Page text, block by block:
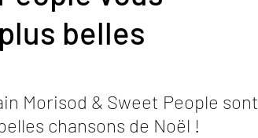
belles
Morisod & Sweet People sont
chansons de Noël !